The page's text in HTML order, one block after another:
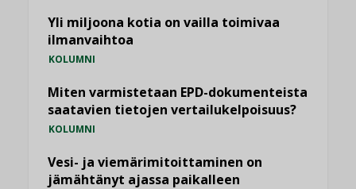
Yli miljoona kotia on vailla toimivaa
ilmanvaihtoa
KOLUMNI
Miten varmistetaan EPD-dokumenteista
saatavien tietojen vertailukelpoisuus?
KOLUMNI
Vesi- ja viemärimitoittaminen on
jämähtänyt ajassa paikalleen